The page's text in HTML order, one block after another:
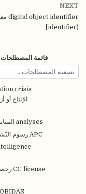
قائمة المصطلحات
analyses المتانة في التحليلات [Robustness (analyses)]
APC رسوم النَّشر [Article Processing Charge (APC)]
NEXT
identifier)]